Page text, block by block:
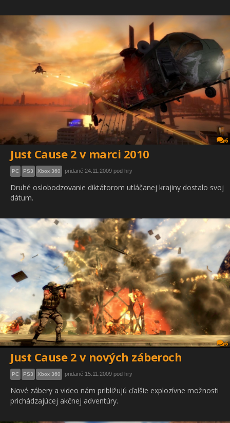
6
Just Cause 2 v marci 2010
PC PS3 Xbox 360 pridané 24.11.2009 pod hry
Druhé oslobodzovanie diktátorom utláčanej krajiny dostalo svoj
dátum.
6
Just Cause 2 v nových záberoch
PC PS3 Xbox 360 pridané 15.11.2009 pod hry
Nové zábery a video nám približujú ďalšie explozívne možnosti
prichádzajúcej akčnej adventúry.